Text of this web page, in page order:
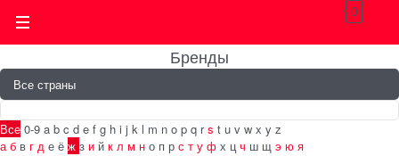
0
Бренды
Все 0-9 a b c d e f g h i j k l m n o p q r s t u v w x y z
аб в г д е ё ж з и й к л м н о п р с т у ф х ц ч ш щ э ю я